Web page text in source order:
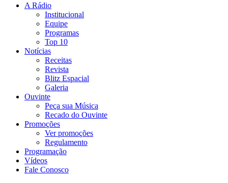
A Rádio
Institucional
Equipe
Programas
Top 10
Notícias
Receitas
Revista
Blitz Espacial
Galeria
Ouvinte
Peça sua Música
Recado do Ouvinte
Promoções
Ver promoções
Regulamento
Programação
Vídeos
Fale Conosco